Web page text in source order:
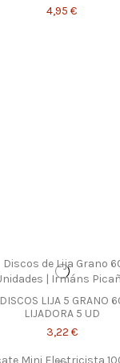
4,95 €
DISCOS LIJA 5 GRANO
LIJADORA 5 UD
3,22 €